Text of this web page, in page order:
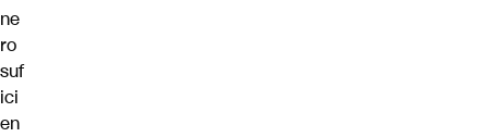
ne
ro
suf
ici
en